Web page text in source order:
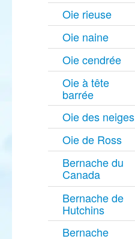
Oie rieuse
Oie naine
Oie cendrée
Oie à tête
barrée
Oie des neiges
Oie de Ross
Bernache du
Canada
Bernache de
Hutchins
Bernache